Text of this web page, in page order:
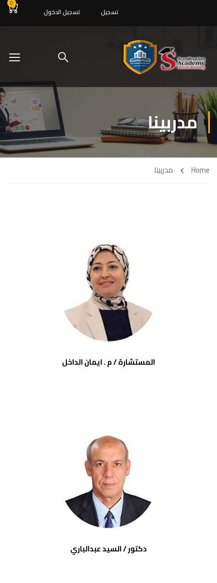
0
تسجيل تسجيل الدخول
مدربينا
Home مدربينا
المستشارة / م . ايمان الداخل
دكتور / السيد عبدالباري